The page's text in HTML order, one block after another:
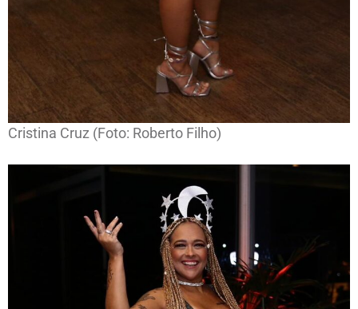
Cristina Cruz (Foto: Roberto Filho)